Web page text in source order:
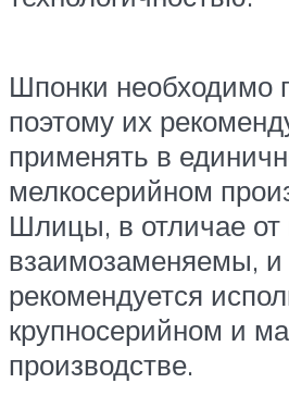
Шпонки необходимо
поэтому их
применять в
мелкосерийном
Шлицы, в отличае от
взаимозаменяемы, и
рекомендуется
крупносерийном и
производстве.